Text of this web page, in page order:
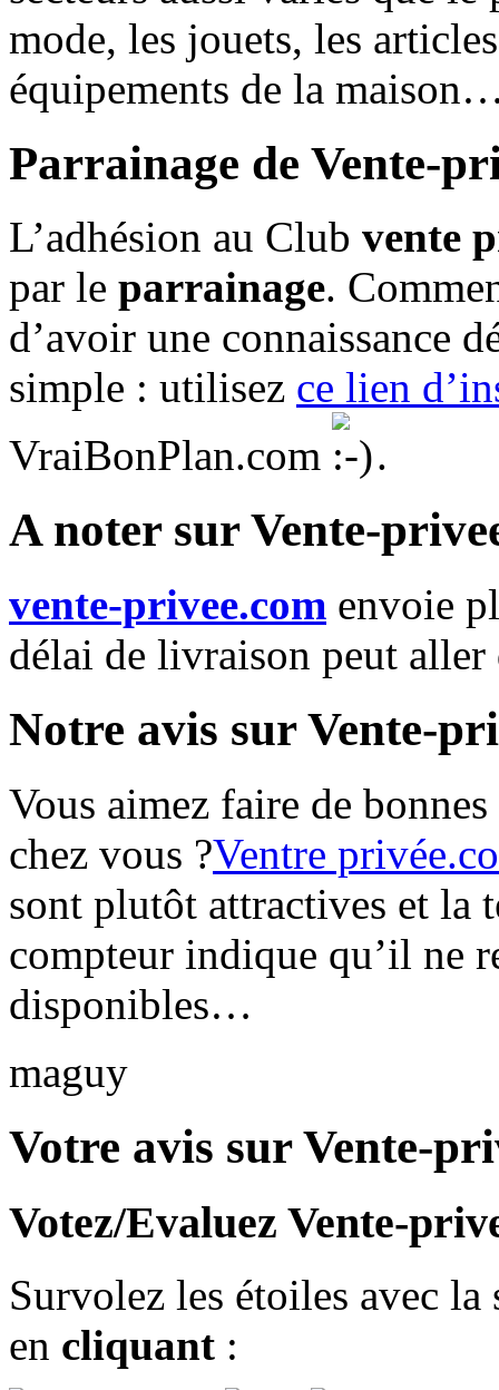
mode, les jouets, les
équipements de la
Parrainage de Vente-
L’adhésion au Club vente
par le parrainage.
d’avoir une connaissance
simple : utilisez ce lien
VraiBonPlan.com
.
A noter sur Vente-
vente-privee.com envoie
délai de livraison peut aller
Notre avis sur Vente-
Vous aimez faire de
chez vous ?Ventre
sont plutôt attractives et la
compteur indique qu’il ne
disponibles…
maguy
Votre avis sur Vente-
Votez/Evaluez Vente-
Survolez les étoiles avec
en cliquant :